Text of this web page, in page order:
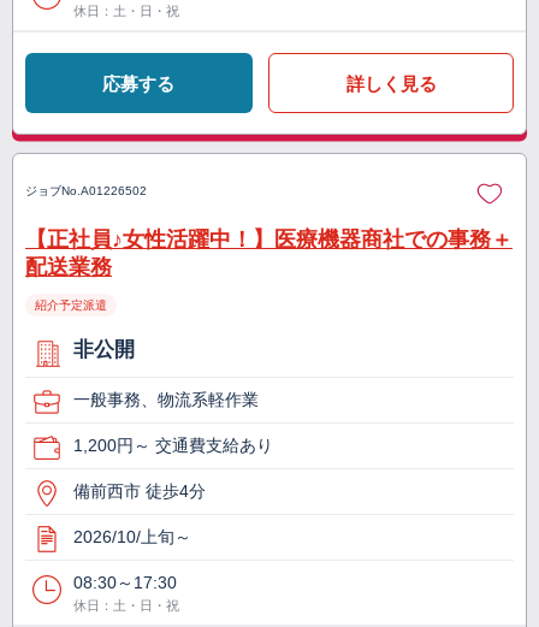
休日：土・日・祝
応募する 詳しく見る
ジョブNo. A01226502
【正社員♪女性活躍中！】医療機器商社での事務＋
配送業務
紹介予定派遣
非公開
一般事務、物流系軽作業
1,200円～ 交通費支給あり
備前西市 徒歩4分
2026/10/上旬～
08:30～17:30
休日：土・日・祝